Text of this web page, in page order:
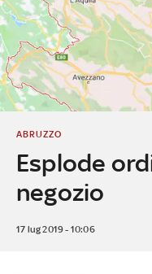
Esplode
negozio
ABRUZZO
17 lug 2019 - 10:06